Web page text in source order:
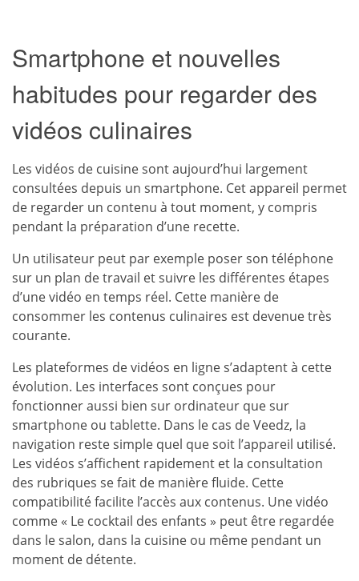
Smartphone et nouvelles
habitudes pour regarder des
vidéos culinaires
Les vidéos de cuisine sont aujourd’hui largement
consultées depuis un smartphone. Cet appareil permet
de regarder un contenu à tout moment, y compris
pendant la préparation d’une recette.
Un utilisateur peut par exemple poser son téléphone
sur un plan de travail et suivre les différentes étapes
d’une vidéo en temps réel. Cette manière de
consommer les contenus culinaires est devenue très
courante.
Les plateformes de vidéos en ligne s’adaptent à cette
évolution. Les interfaces sont conçues pour
fonctionner aussi bien sur ordinateur que sur
smartphone ou tablette. Dans le cas de Veedz, la
navigation reste simple quel que soit l’appareil utilisé.
Les vidéos s’affichent rapidement et la consultation
des rubriques se fait de manière fluide. Cette
compatibilité facilite l’accès aux contenus. Une vidéo
comme « Le cocktail des enfants » peut être regardée
dans le salon, dans la cuisine ou même pendant un
moment de détente.